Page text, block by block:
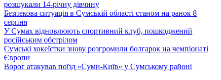
розшукали 14-річну дівчину
Безпекова ситуація в Сумській області станом на ранок 8
серпня
У Сумах відновлюють спортивний клуб, пошкоджений
російським обстрілом
Сумські хокеїстки знову розгромили болгарок на чемпіонаті
Європи
Ворог атакував поїзд «Суми-Київ» у Сумському районі